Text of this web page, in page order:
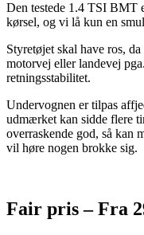
Den testede 1.4 TSI BMT
kørsel, og vi lå kun en
Styretøjet skal have ros,
motorvej eller landevej
retningsstabilitet.
Undervognen er tilpas
udmærket kan sidde flere
overraskende god, så kan
vil høre nogen brokke sig.
Fair pris – Fra